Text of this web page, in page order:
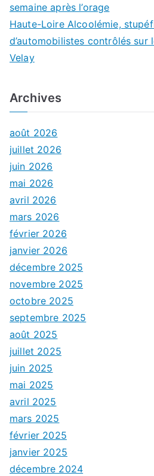
semaine après l’orage
Haute-Loire Alcoolémie,
d’automobilistes contrôlés sur
Velay
Archives
août 2026
juillet 2026
juin 2026
mai 2026
avril 2026
mars 2026
février 2026
janvier 2026
décembre 2025
novembre 2025
octobre 2025
septembre 2025
août 2025
juillet 2025
juin 2025
mai 2025
avril 2025
mars 2025
février 2025
janvier 2025
décembre 2024